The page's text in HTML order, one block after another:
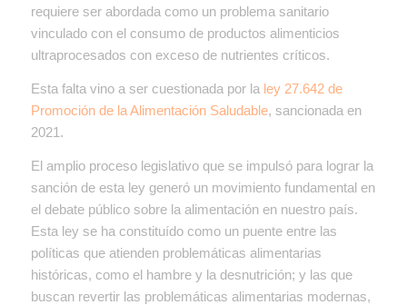
requiere ser abordada como un problema sanitario
vinculado con el consumo de productos alimenticios
ultraprocesados con exceso de nutrientes críticos.
Esta falta vino a ser cuestionada por la ley 27.642 de
Promoción de la Alimentación Saludable, sancionada en
2021.
El amplio proceso legislativo que se impulsó para lograr la
sanción de esta ley generó un movimiento fundamental en
el debate público sobre la alimentación en nuestro país.
Esta ley se ha constituído como un puente entre las
políticas que atienden problemáticas alimentarias
históricas, como el hambre y la desnutrición; y las que
buscan revertir las problemáticas alimentarias modernas,